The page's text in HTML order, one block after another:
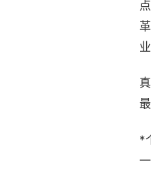
*